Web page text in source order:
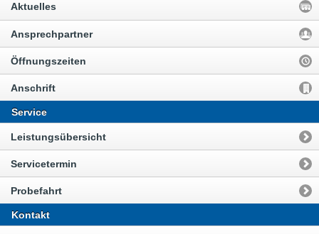
Aktuelles
Ansprechpartner
Öffnungszeiten
Anschrift
Service
Leistungsübersicht
Servicetermin
Probefahrt
Kontakt